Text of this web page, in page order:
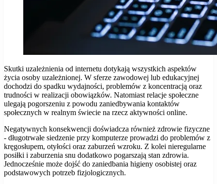
Skutki uzależnienia od internetu dotykają wszystkich aspektów
życia osoby uzależnionej. W sferze zawodowej lub edukacyjnej
dochodzi do spadku wydajności, problemów z koncentracją oraz
trudności w realizacji obowiązków. Natomiast relacje społeczne
ulegają pogorszeniu z powodu zaniedbywania kontaktów
społecznych w realnym świecie na rzecz aktywności online.
Negatywnych konsekwencji doświadcza również zdrowie fizyczne
- długotrwałe siedzenie przy komputerze prowadzi do problemów z
kręgosłupem, otyłości oraz zaburzeń wzroku. Z kolei nieregularne
posiłki i zaburzenia snu dodatkowo pogarszają stan zdrowia.
Jednocześnie może dojść do zaniedbania higieny osobistej oraz
podstawowych potrzeb fizjologicznych.